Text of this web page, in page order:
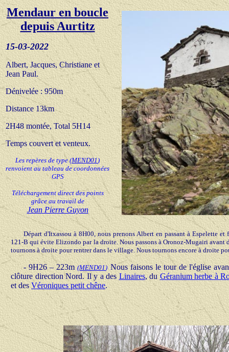
Mendaur en boucle
depuis Aurtitz
15-03-2022
Albert, Jacques, Christiane et
Jean Paul.
Dénivelée : 950m
Distance 13km
2H48 montée, Total 5H14
Temps couvert et venteux.
Les repères de type(MEND01 )
renvoient au tableau de coordonnées
GPS
Téléchargement direct des points
grâce au travail de
Jean Pierre Guyon
Départ d'Itxassou à 8H00, nous prenons Albert en passant à Espelette
121-B qui évite Elizondo par la droite. Nous passons à Oronoz-Mugairi avant
tournons à droite pour rentrer dans le village. Nous tournons encore à droite
- 9H26 – 223m(MEND01 )Nous faisons le tour de l'église
clôture direction Nord. Il y a des Linaires, du Géranium herbe à
et desVéroniques petit chêne.